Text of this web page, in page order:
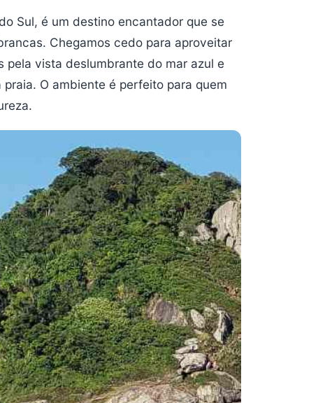
Sul, é um destino encantador que se
Chegamos cedo para aproveitar
pela vista deslumbrante do mar azul e
O ambiente é perfeito para quem